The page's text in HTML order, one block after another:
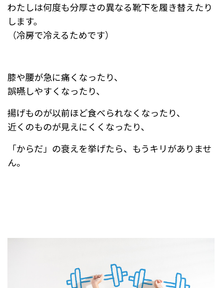
わたしは何度も分厚さの異なる靴下を履き替えたり
します。
（冷房で冷えるためです）
膝や腰が急に痛くなったり、
誤嚥しやすくなったり、
揚げものが以前ほど食べられなくなったり、
近くのものが見えにくくなったり、
「からだ」の衰えを挙げたら、もうキリがありませ
ん。